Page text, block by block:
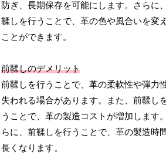
防ぎ、長期保存を可能にします。さらに
鞣しを行うことで、革の色や風合いを変
ことができます。
前鞣しのデメリット
前鞣しを行うことで、革の柔軟性や弾力
失われる場合があります。また、前鞣し
うことで、革の製造コストが増加します
らに、前鞣しを行うことで、革の製造時
長くなります。